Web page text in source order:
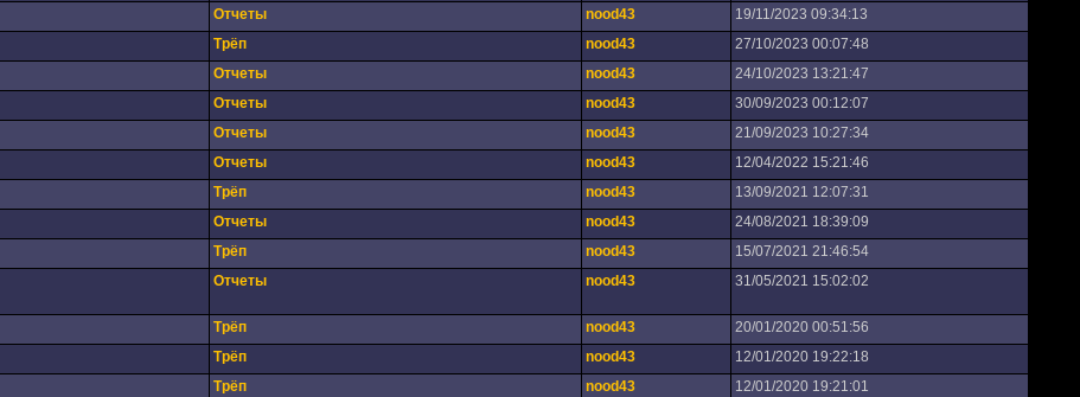
Отчеты nood43 19/11/2023 09:34:13
Трёп nood43 27/10/2023 00:07:48
Отчеты nood43 24/10/2023 13:21:47
Отчеты nood43 30/09/2023 00:12:07
Отчеты nood43 21/09/2023 10:27:34
Отчеты nood43 12/04/2022 15:21:46
Трёп nood43 13/09/2021 12:07:31
Отчеты nood43 24/08/2021 18:39:09
Трёп nood43 15/07/2021 21:46:54
Отчеты nood43 31/05/2021 15:02:02
Трёп nood43 20/01/2020 00:51:56
Трёп nood43 12/01/2020 19:22:18
Трёп nood43 12/01/2020 19:21:01